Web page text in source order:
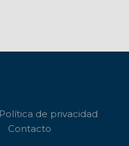
Política de privacidad
Contacto